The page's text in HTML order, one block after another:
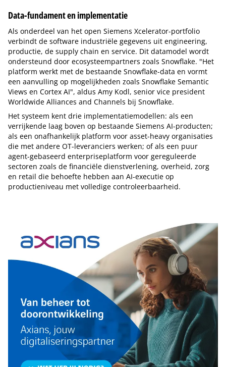
Data-fundament en implementatie
Als onderdeel van het open Siemens Xcelerator-portfolio
verbindt de software industriële gegevens uit engineering,
productie, de supply chain en service. Dit datamodel wordt
ondersteund door ecosysteempartners zoals Snowflake. "Het
platform werkt met de bestaande Snowflake-data en vormt
een aanvulling op mogelijkheden zoals Snowflake Semantic
Views en Cortex AI", aldus Amy Kodl, senior vice president
Worldwide Alliances and Channels bij Snowflake.
Het systeem kent drie implementatiemodellen: als een
verrijkende laag boven op bestaande Siemens AI-producten;
als een onafhankelijk platform voor asset-heavy organisaties
die met andere OT-leveranciers werken; of als een puur
agent-gebaseerd enterpriseplatform voor gereguleerde
sectoren zoals de financiële dienstverlening, overheid, zorg
en retail die behoefte hebben aan AI-executie op
productieniveau met volledige controleerbaarheid.